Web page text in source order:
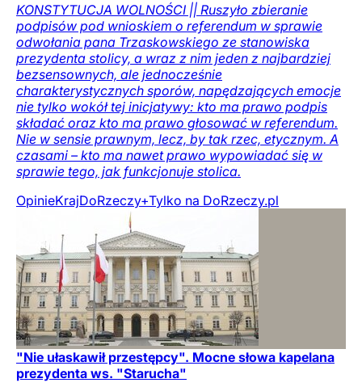
KONSTYTUCJA WOLNOŚCI || Ruszyło zbieranie
podpisów pod wnioskiem o referendum w sprawie
odwołania pana Trzaskowskiego ze stanowiska
prezydenta stolicy, a wraz z nim jeden z najbardziej
bezsensownych, ale jednocześnie
charakterystycznych sporów, napędzających emocje
nie tylko wokół tej inicjatywy: kto ma prawo podpis
składać oraz kto ma prawo głosować w referendum.
Nie w sensie prawnym, lecz, by tak rzec, etycznym. A
czasami – kto ma nawet prawo wypowiadać się w
sprawie tego, jak funkcjonuje stolica.
OpinieKrajDoRzeczy+Tylko na DoRzeczy.pl
"Nie ułaskawił przestępcy". Mocne słowa kapelana
prezydenta ws. "Starucha"